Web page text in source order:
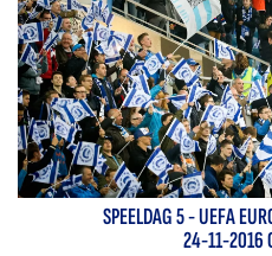
SPEELDAG5-UEFA
24-11-2016